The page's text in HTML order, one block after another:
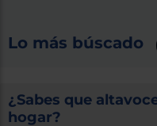
Lo más búscado
¿Sabes que
hogar?